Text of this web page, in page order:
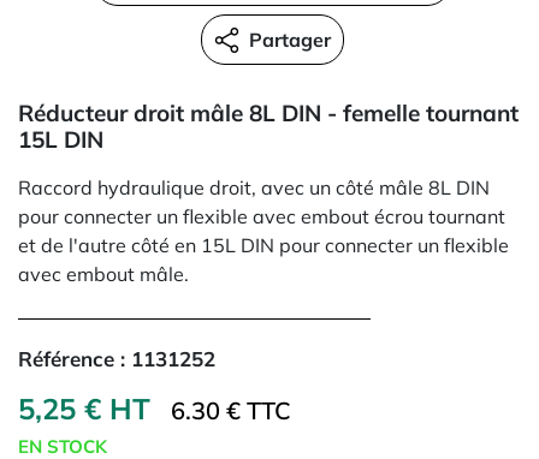
Partager
Réducteur droit mâle 8L DIN - femelle tournant
15L DIN
Raccord hydraulique droit, avec un côté mâle 8L DIN
pour connecter un flexible avec embout écrou tournant
et de l'autre côté en 15L DIN pour connecter un flexible
avec embout mâle.
Référence : 1131252
5,25 € HT 6.30 € TTC
EN STOCK